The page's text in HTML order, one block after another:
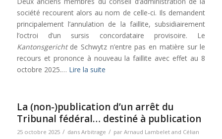
société recourent alors au nom de celle-ci. Ils demandent
principalement l’annulation de la faillite, subsidiairement
l’octroi d’un sursis concordataire provisoire. Le
Kantonsgerichtde Schwytz n’entre pas en matière sur le
recours et prononce à nouveau la faillite avec effet au 8
octobre 2025.… Lire la suite
La (non-)publication d’un arrêt du
Tribunal fédéral… destiné à publication
25 octobre 2025 / dans Arbitrage / par Arnaud Lambeletand Célian